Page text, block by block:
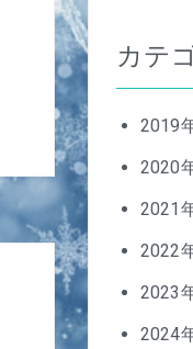
カテ
2019
2020
2021
2022
2023
2024